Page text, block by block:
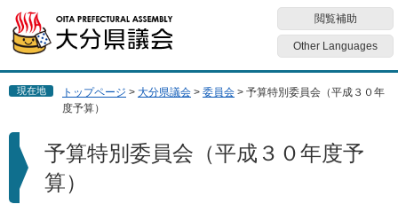
ジ
先
す
ュ
を
し
閲覧補助
Other Languages
現在地 トップページ > 大分県議会 > 委員会 > 予算特別委員会（平成３０年
度予算）
予算特別委員会（平成３０年度予
算）